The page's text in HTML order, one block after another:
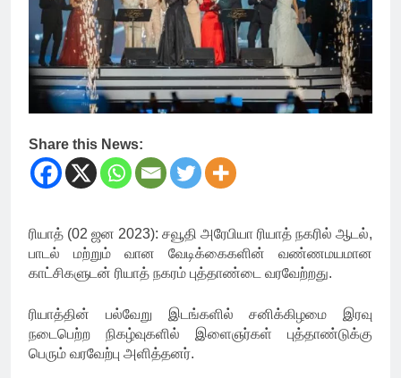
Share this News:
ரியாத் (02 ஜன 2023): சவூதி அரேபியா ரியாத் நகரில் ஆடல்,
பாடல் மற்றும் வான வேடிக்கைகளின் வண்ணமயமான
காட்சிகளுடன் ரியாத் நகரம் புத்தாண்டை வரவேற்றது.
ரியாத்தின் பல்வேறு இடங்களில் சனிக்கிழமை இரவு
நடைபெற்ற நிகழ்வுகளில் இளைஞர்கள் புத்தாண்டுக்கு
பெரும் வரவேற்பு அளித்தனர்.